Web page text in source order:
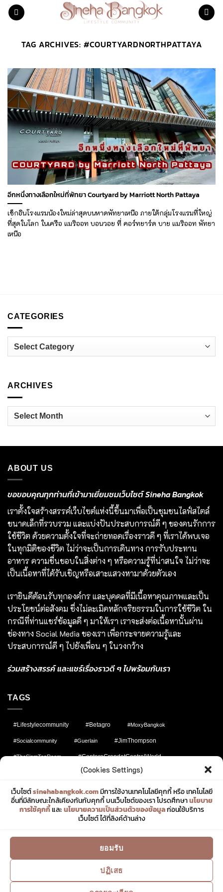
(Cookies Settings)
เว็บไซต์sinehabangkok.comมีการใช้งานเทคโนโลยีคุกกี้ หรือ เทคโนโลยี
อื่นที่มีลักษณะใกล้เคียงกันกับคุกกี้ บนเว็บไซต์ของเรา โปรดศึกษานโยบาย
การใช้คุกกี้และ นโยบายความเป็นส่วนตัวของข้อมูลก่อนใช้บริการ
เว็บไซต์ ได้ที่ลิงค์ด้านล่าง
ยอมรับ
ปฏิเสธ
Skip
TAG ARCHIVES: #COURTYARDNORTHPATTAYA
อีกหนึ่งทางเลือกใหม่ที่พัทยา Courtyard by Marriott North Pattaya
เช็กอินโรงแรมน้องใหม่ล่าสุดบนหาดพัทยาเหนือ ภายใต้กลุ่มโรงแรมที่ใหญ่
ที่สุดในโลก ในเครือ แมริออท บอนวอย ที่ คอร์ทยาร์ด บาย แมริออท พัทยา
เหนือ
CATEGORIES
Categories
ARCHIVES
Archives
ABOUT US
ขอขอบคุณทุกท่านที่เข้ามาเยี่ยมชมเว็บไซต์ Sineha Bangkok
เราตั้งใจสร้างสรรค์เว็บไซต์แห่งนี้ขึ้นมาเพื่อเป็นชุมชนไลฟ์สไตล์
ขนาดเล็กที่รวบรวม และแบ่งปันประสบการณ์ดี ๆ ของคนรักการ
ใช้ชีวิต ด้วยความตั้งใจที่จะถ่ายทอดเรื่องราวดี ๆ ที่เราได้พบเจอ
ในทุกมิติของชีวิต ไม่ว่าจะเป็นการเดินทาง การรับประทาน
อาหาร ความชื่นชอบในสิ่งต่าง ๆ หรือความรู้ที่น่าสนใจ ไม่ว่าจะ
เป็นเนื้อหาที่ได้รับเชิญหรือเสาะแสวงหามาด้วยตัวเอง
เรายินดีต้อนรับทุกองค์กร และบุคคลที่มีเนื้อหาคุณภาพและเป็น
ประโยชน์ต่อสังคม ซึ่งไม่ละเมิดหลักจริยธรรมในการใช้ชีวิต ใน
กรณีที่ท่านแชร์ข้อมูลดี ๆ มาให้เรา เราจะส่งต่อเนื้อหานั้นผ่าน
ช่องทาง Social Media ของเรา เพื่อกระจายความรู้และ
ประสบการณ์ดี ๆ ไปยังเพื่อน ๆ ในวงกว้าง
ร่วมสร้างสรรค์ และแชร์เรื่องราวดี ๆ ไปพร้อมกับเรา
TAGS
#lifestylecommunity #Betagro #MoxyBangkok
#socialcommunity #Guerlain #JimThompson
#TheSiamTeaRoom #CentaraGrandatCentralWorld
#Sharing #JWMarriottBangkok
#afternoontea #sinehabangkok #fashion
#MarriottMarquis #pattaya #TheStRegisBangkok
#FashionMatters #สิเน่หาบางกอก
#Buffet #wbangkok #MarriottBonvoy #Uniqlo
#Iconsiam
#ConradBangkok